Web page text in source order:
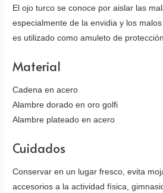
El ojo turco se conoce por aislar las
especialmente de la envidia y los
es utilizado como amuleto de protección.
Material
Cadena en acero
Alambre dorado en oro golfi
Alambre plateado en acero
Cuidados
Conservar en un lugar fresco, evita
accesorios a la actividad física,